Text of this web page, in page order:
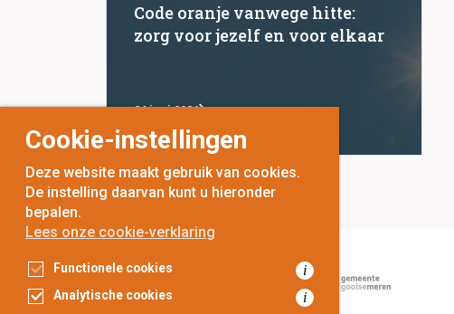
Code oranje vanwege hitte:
zorg voor jezelf en voor elkaar
24 juni 2026
Cookie-instellingen
Deze website maakt gebruik van cookies.
De instelling daarvan kunt u hieronder
bepalen.
Lees onze cookie-verklaring
Functionele cookies i
Analytische cookies i